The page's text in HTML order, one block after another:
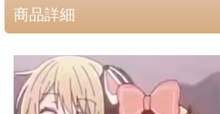
商品詳細